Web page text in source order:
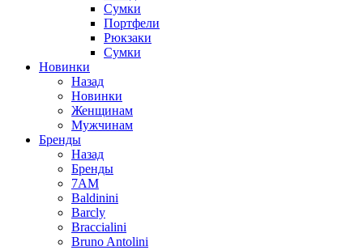
Сумки
Портфели
Рюкзаки
Сумки
Новинки
Назад
Новинки
Женщинам
Мужчинам
Бренды
Назад
Бренды
7AM
Baldinini
Barcly
Braccialini
Bruno Antolini